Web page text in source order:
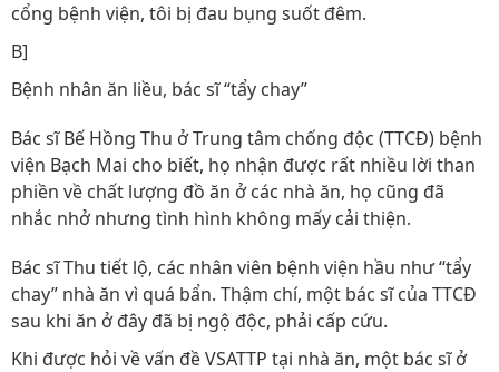
cổng bệnh viện, tôi bị đau bụng suốt đêm.
B]
Bệnh nhân ăn liều, bác sĩ “tẩy chay”
Bác sĩ Bế Hồng Thu ở Trung tâm chống độc (TTCÐ) bệnh
viện Bạch Mai cho biết, họ nhận được rất nhiều lời than
phiền về chất lượng đồ ăn ở các nhà ăn, họ cũng đã
nhắc nhở nhưng tình hình không mấy cải thiện.
Bác sĩ Thu tiết lộ, các nhân viên bệnh viện hầu như “tẩy
chay” nhà ăn vì quá bẩn. Thậm chí, một bác sĩ của TTCÐ
sau khi ăn ở đây đã bị ngộ độc, phải cấp cứu.
Khi được hỏi về vấn đề VSATTP tại nhà ăn, một bác sĩ ở